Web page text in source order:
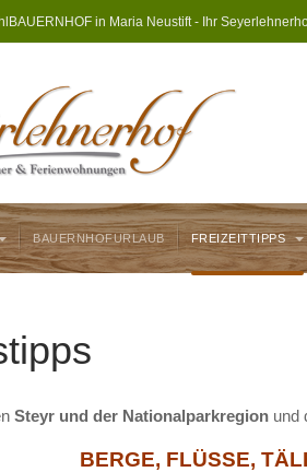
in Maria Neustift - Ihr
BAUERNHOFURLAUB FREIZEITTIPPS
Steyr und der Nationalparkregion und
BERGE, FLÜSSE,